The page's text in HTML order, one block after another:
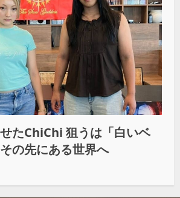
たChiChi 狙うは「白いベ
の先にある世界へ